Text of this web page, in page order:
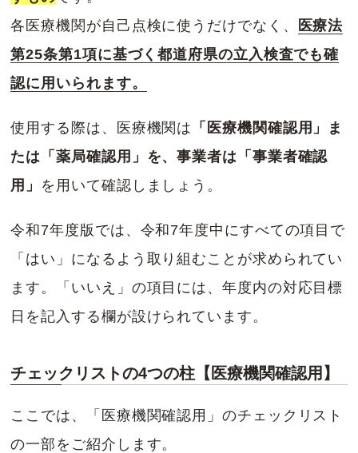
各医療機関が自己点検に使うだけでなく、
医療法
第25条第1項に基づく都道府県の立入検査でも確
認に用いられます。
使用する際は、医療機関は 「医療機関確認用」ま
たは「薬局確認用」を、事業者は「事業者確認
用」 を用いて確認しましょう。
令和7年度版では、令和7年度中にすべての項目で
「はい」になるよう取り組むことが求められてい
ます。「いいえ」の項目には、年度内の対応目標
日を記入する欄が設けられています。
チェックリストの4つの柱 【医療機関確認用】
ここでは、「医療機関確認用」のチェックリスト
の一部をご紹介します。